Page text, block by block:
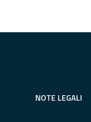
NOTE LEGALI